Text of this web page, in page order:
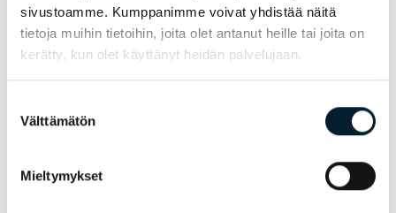
sivustoamme. Kumppanimme voivat yhdistää näitä
tietoja muihin tietoihin, joita olet antanut heille tai joita on
kerätty, kun olet käyttänyt heidän palvelujaan.
valinta
Välttämätön
Mieltymykset